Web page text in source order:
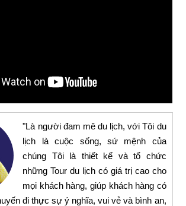
"Là người đam mê du lịch, với Tôi du
lịch là cuộc sống, sứ mệnh của
chúng Tôi là thiết kế và tổ chức
những Tour du lịch có giá trị cao cho
mọi khách hàng, giúp khách hàng có
đi thực sự ý nghĩa, vui vẻ và bình an,